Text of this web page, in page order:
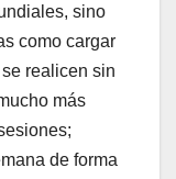
sino
como cargar
realicen sin
más
de forma